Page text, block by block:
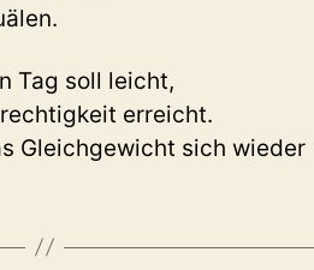
Tag soll leicht,
erreicht.
Gleichgewicht sich wieder